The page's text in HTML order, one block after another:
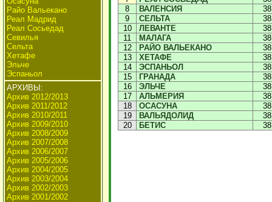
Райо Вальекано
Реал Мадрид
Реал Сосьедад
Севилья
Сельта
Хетафе
Эльче
Эспаньол
АРХИВЫ:
Архив 2012/2013
Архив 2011/2012
Архив 2010/2011
Архив 2009/2010
Архив 2008/2009
Архив 2007/2008
Архив 2006/2007
Архив 2005/2006
Архив 2004/2005
Архив 2003/2004
Архив 2002/2003
Архив 2001/2002
8
ВАЛЕНСИЯ
38
9
СЕЛЬТА
38
10
ЛЕВАНТЕ
38
11
МАЛАГА
38
12
РАЙО ВАЛЬЕКАНО
38
13
ХЕТАФЕ
38
14
ЭСПАНЬОЛ
38
15
ГРАНАДА
38
16
ЭЛЬЧЕ
38
17
АЛЬМЕРИЯ
38
18
ОСАСУНА
38
19
ВАЛЬЯДОЛИД
38
20
БЕТИС 38